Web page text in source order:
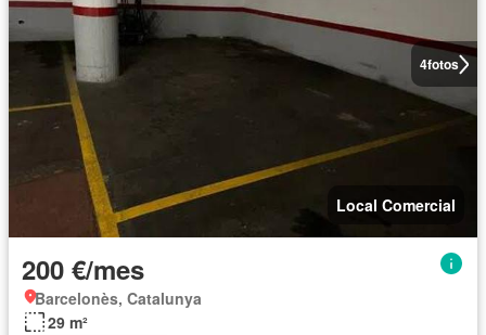
4fotos
Local Comercial
200 €/mes
Barcelonès, Catalunya
29 m²